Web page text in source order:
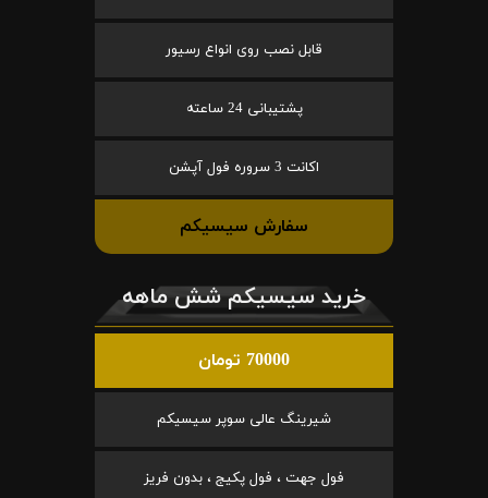
قابل نصب روی انواع رسیور
پشتیبانی 24 ساعته
اکانت 3 سروره فول آپشن
سفارش سیسیکم
خرید سیسیکم شش ماهه
70000 تومان
شیرینگ عالی سوپر سیسیکم
فول جهت ، فول پکیج ، بدون فریز